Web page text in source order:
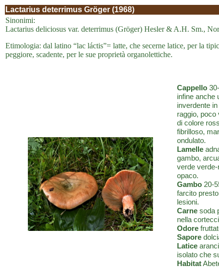
Lactarius deterrimus Gröger (1968)
Sinonimi:
Lactarius deliciosus var. deterrimus (Gröger) Hesler & A.H. Sm.,
Etimologia: dal latino “lac láctis”= latte, che secerne latice, per la
peggiore, scadente, per le sue proprietà organolettiche.
Cappello
infine anche
inverdente
raggio, poco
di colore
fibrilloso,
ondulato.
Lamelle
gambo,
verde verde-
opaco.
Gambo 20-
farcito
lesioni.
Carne soda
nella
Odore
Sapore
Latice
isolato che
Habitat